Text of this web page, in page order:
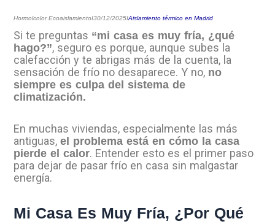
Hormolcolor EcoaislamientoI30/12/2025IAislamiento térmico en Madrid
Si te preguntas “mi casa es muy fría, ¿qué
hago?”, seguro es porque, aunque subes la
calefacción y te abrigas más de la cuenta, la
sensación de frío no desaparece. Y no, no
siempre es culpa del sistema de
climatización.
En muchas viviendas, especialmente las más
antiguas,el problema está en cómo la casa
pierde el calor. Entender esto es el primer paso
para dejar de pasar frío en casa sin malgastar
energía.
Mi Casa Es Muy Fría, ¿Por Qué